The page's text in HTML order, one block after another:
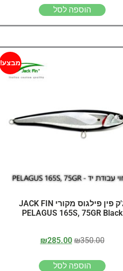
הוספה לסל
מבצע!
ג'ק פין פילגוס מקורי JACK FIN
PELAGUS 165S, 75GR Black
₪350.00
₪285.00
הוספה לסל